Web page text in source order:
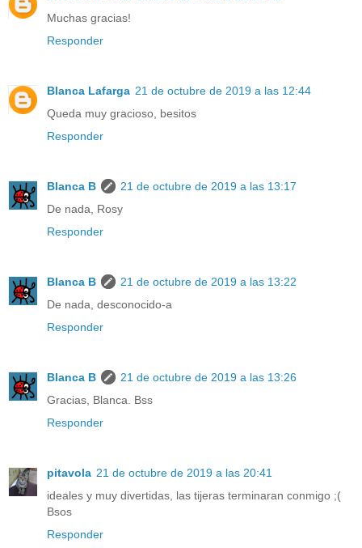
Muchas gracias!
Responder
Blanca Lafarga 21 de octubre de 2019 a las 12:44
Queda muy gracioso, besitos
Responder
Blanca B
21 de octubre de 2019 a las 13:17
De nada, Rosy
Responder
Blanca B
21 de octubre de 2019 a las 13:22
De nada, desconocido-a
Responder
Blanca B
21 de octubre de 2019 a las 13:26
Gracias, Blanca. Bss
Responder
pitavola 21 de octubre de 2019 a las 20:41
ideales y muy divertidas, las tijeras terminaran conmigo ;(
Bsos
Responder